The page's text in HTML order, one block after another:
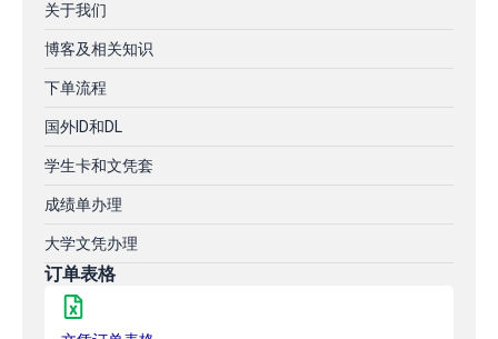
关于我们
博客及相关知识
下单流程
国外ID和DL
学生卡和文凭套
成绩单办理
大学文凭办理
订单表格